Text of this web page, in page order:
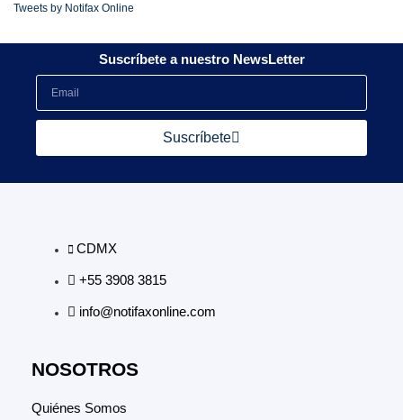
Tweets by Notifax Online
Suscríbete a nuestro NewsLetter
Suscríbete
CDMX
+55 3908 3815
info@notifaxonline.com
NOSOTROS
Quiénes Somos